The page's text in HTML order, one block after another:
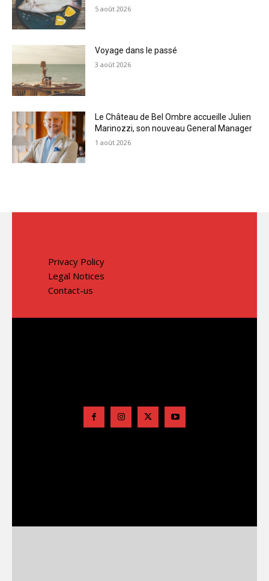
5 août 2026
Voyage dans le passé
3 août 2026
Le Château de Bel Ombre accueille Julien
Marinozzi, son nouveau General Manager
1 août 2026
Privacy Policy
Legal Notices
Contact-us